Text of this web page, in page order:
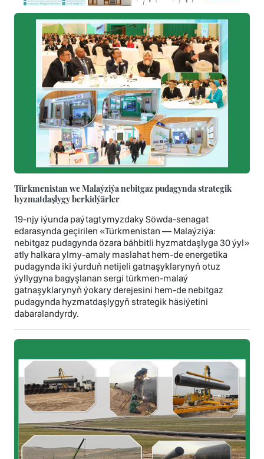
Türkmenistan we Malaýziýa nebitgaz pudagynda strategik
hyzmatdaşlygy berkidýärler
19-njy iýunda paýtagtymyzdaky Söwda-senagat
edarasynda geçirilen «Türkmenistan — Malaýziýa:
nebitgaz pudagynda özara bähbitli hyzmatdaşlyga 30 ýyl»
atly halkara ylmy-amaly maslahat hem-de energetika
pudagynda iki ýurduň netijeli gatnaşyklarynyň otuz
ýyllygyna bagyşlanan sergi türkmen-malaý
gatnaşyklarynyň ýokary derejesini hem-de nebitgaz
pudagynda hyzmatdaşlygyň strategik häsiýetini
dabaralandyrdy.